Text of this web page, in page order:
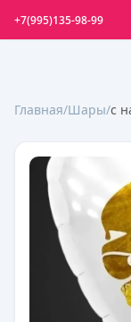
+7(995)135-98-99
Главная/Шары/с